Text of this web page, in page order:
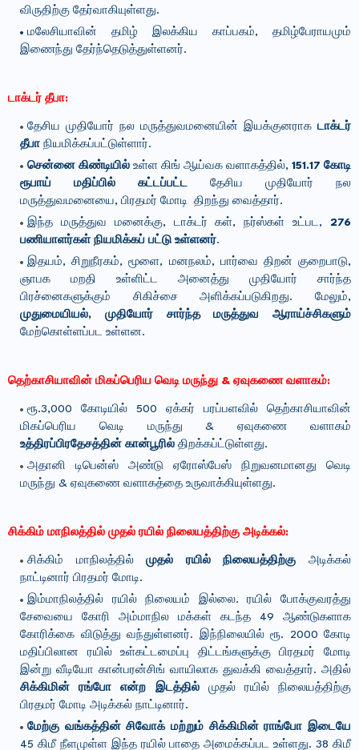
விருதிற்கு தேர்வாகியுள்ளது.
மலேசியாவின் தமிழ் இலக்கிய காப்பகம், தமிழ்பேராயமும்
இணைந்து தேர்ந்தெடுத்துள்ளனர்.
டாக்டர் தீபா:
தேசிய முதியோர் நல மருத்துவமனையின் இயக்குனராக டாக்டர்
தீபா நியமிக்கப்பட்டுள்ளார்.
சென்னை கிண்டியில் உள்ள கிங் ஆய்வக வளாகத்தில், 151.17 கோடி
ரூபாய் மதிப்பில் கட்டப்பட்ட தேசிய முதியோர் நல
மருத்துவமனையை, பிரதமர் மோடி திறந்து வைத்தார்.
இந்த மருத்துவ மனைக்கு, டாக்டர் கள், நர்ஸ்கள் உட்பட, 276
பணியாளர்கள் நியமிக்கப் பட்டு உள்ளனர்.
இதயம், சிறுநீரகம், மூளை, மனநலம், பார்வை திறன் குறைபாடு,
ஞாபக மறதி உள்ளிட்ட அனைத்து முதியோர் சார்ந்த
பிரச்னைகளுக்கும் சிகிச்சை அளிக்கப்படுகிறது. மேலும்,
முதுமையியல், முதியோர் சார்ந்த மருத்துவ ஆராய்ச்சிகளும்
மேற்கொள்ளப்பட உள்ளன.
தெற்காசியாவின் மிகப்பெரிய வெடி மருந்து & ஏவுகணை வளாகம்:
ரூ.3,000 கோடியில் 500 ஏக்கர் பரப்பளவில் தெற்காசியாவின்
மிகப்பெரிய வெடி மருந்து & ஏவுகணை வளாகம்
உத்திரப்பிரதேசத்தின் கான்பூரில் திறக்கப்ட்டுள்ளது.
அதானி டிபென்ஸ் அண்டு ஏரோஸ்பேஸ் நிறுவனமானது வெடி
மருந்து & ஏவுகணை வளாகத்தை உருவாக்கியுள்ளது.
சிக்கிம் மாநிலத்தில் முதல் ரயில் நிலையத்திற்கு அடிக்கல்:
சிக்கிம் மாநிலத்தில்முதல் ரயில் நிலையத்திற்கு அடிக்கல்
நாட்டினார் பிரதமர் மோடி.
இம்மாநிலத்தில் ரயில் நிலையம் இல்லை. ரயில் போக்குவரத்து
சேவையை கோரி அம்மாநில மக்கள் கடந்த 49 ஆண்டுகளாக
கோரிக்கை விடுத்து வந்துள்ளனர். இந்நிலையில் ரூ. 2000 கோடி
மதிப்பிலான ரயில் உள்கட்டமைப்பு திட்டங்களுக்கு பிரதமர் மோடி
இன்று வீடியோ கான்பரன்சிங் வாயிலாக துவக்கி வைத்தார். அதில்
சிக்கிமின் ரங்போ என்ற இடத்தில் முதல் ரயில் நிலையத்திற்கு
பிரதமர் மோடி அடிக்கல் நாட்டினார்.
மேற்கு வங்கத்தின் சிவோக் மற்றும் சிக்கிமின் ராங்போ இடையே
45 கிமீ நீளமுள்ள இந்த ரயில் பாதை அமைக்கப்பட உள்ளது. 38 கிமீ